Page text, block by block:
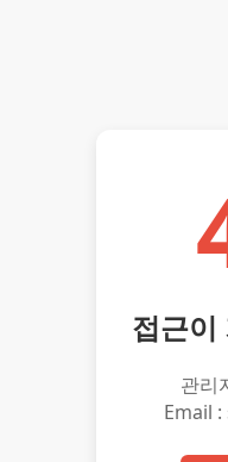
접근이
관리
Email